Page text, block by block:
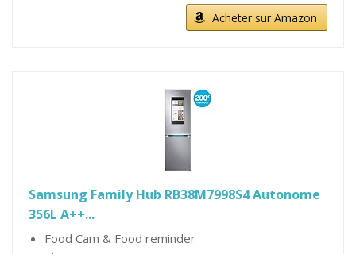
Acheter sur Amazon
Samsung Family Hub RB38M7998S4 Autonome
356L A++...
Food Cam & Food reminder